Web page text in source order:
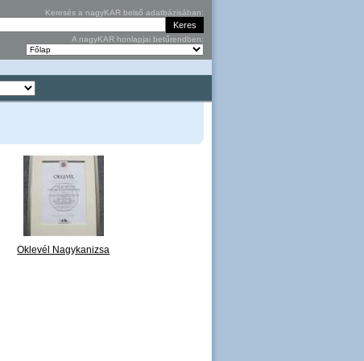
Keresés a nagyKAR belső adatbázisában:
A nagyKAR honlapjai betűrendben:
Oklevél Nagykanizsa